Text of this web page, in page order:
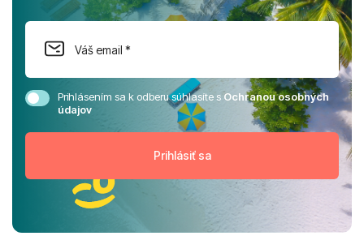
Prihlásením sa k odberu súhlasíte sOchranou osobných
údajov